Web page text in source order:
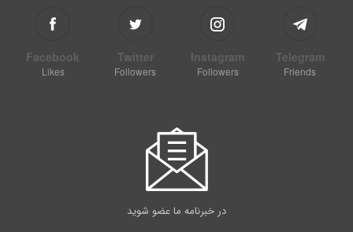
Facebook
Likes
Twitter
Followers
Instagram
Followers
Telegram
Friends
در خبرنامه ما عضو شوید